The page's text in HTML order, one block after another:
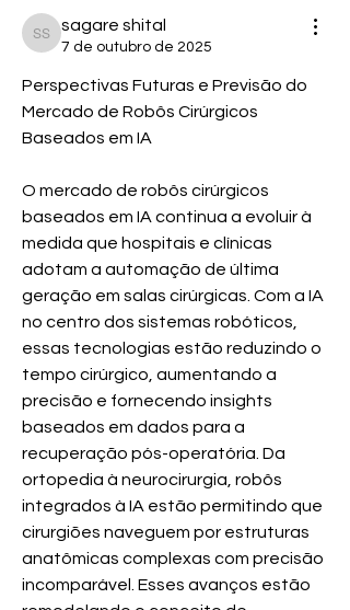
sagare shital
sagare shital
7 de outubro de 2025
Perspectivas Futuras e Previsão do
Mercado de Robôs Cirúrgicos
Baseados em IA
O mercado de robôs cirúrgicos
baseados em IA continua a evoluir à
medida que hospitais e clínicas
adotam a automação de última
geração em salas cirúrgicas. Com a IA
no centro dos sistemas robóticos,
essas tecnologias estão reduzindo o
tempo cirúrgico, aumentando a
precisão e fornecendo insights
baseados em dados para a
recuperação pós-operatória. Da
ortopedia à neurocirurgia, robôs
integrados à IA estão permitindo que
cirurgiões naveguem por estruturas
anatômicas complexas com precisão
incomparável. Esses avanços estão